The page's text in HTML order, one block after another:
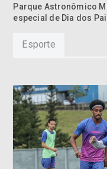
Parque Astronômico
especial de Dia dos
Esporte